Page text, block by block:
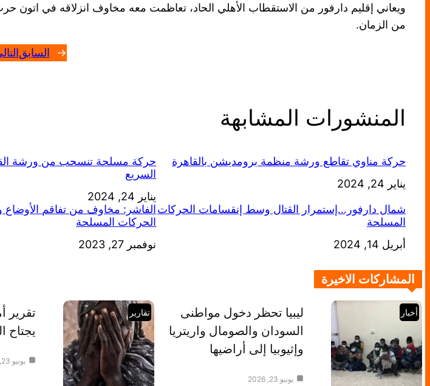
ويعاني إقليم دارفور من الاستقطاب الأهلي الحاد، تعاظمت معه مخاوف انزلاقه في اتون
من الزمان.
← السابق
المنشورات المشابهة
حركة مناوي تقاطع ورشة منظمة برومديشن بالقاهرة
التاريخ
يناير 24, 2024
حركة مسلحة تنسحب من ورشة
السريع
التاريخ
يناير 24, 2024
شمال دارفور…إستمرار القتال وسط إنقسامات الحركات
المسلحة
التاريخ
أبريل 14, 2024
الفاشر: مخاوف من تفاقم
الحركات المسلحة
التاريخ
نوفمبر 27, 2023
المشاركات الاخيرة
أخبار
ليبيا تحظر دخول مواطنى
السودان والصومال واريتريا
وإثيوبيا إلى أراضيها
يونيو 23, 2026
تقارير
تقرير
يجتاح
يونيو 23, 2026